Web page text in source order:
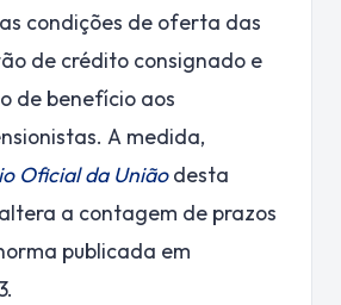
condições de oferta das
de crédito consignado e
de benefício aos
A medida,
Oficial da Uniãodesta
a contagem de prazos
publicada em